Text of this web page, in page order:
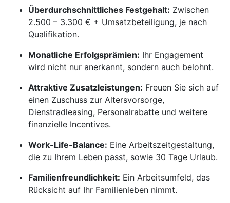
Überdurchschnittliches Festgehalt: Zwischen
2.500 – 3.300 € + Umsatzbeteiligung, je nach
Qualifikation.
Monatliche Erfolgsprämien: Ihr Engagement
wird nicht nur anerkannt, sondern auch belohnt.
Attraktive Zusatzleistungen: Freuen Sie sich auf
einen Zuschuss zur Altersvorsorge,
Dienstradleasing, Personalrabatte und weitere
finanzielle Incentives.
Work-Life-Balance: Eine Arbeitszeitgestaltung,
die zu Ihrem Leben passt, sowie 30 Tage Urlaub.
Familienfreundlichkeit: Ein Arbeitsumfeld, das
Rücksicht auf Ihr Familienleben nimmt.